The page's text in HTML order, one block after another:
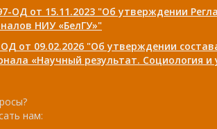
ОД от 15.11.2023 "Об утверждении
НИУ «БелГУ»"
от 09.02.2026 "Об утверждении
«Научный результат. Социология и
нам: